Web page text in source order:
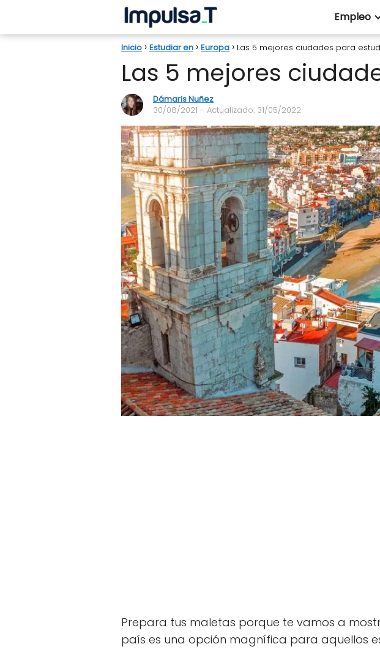
Empleo
Inicio Estudiar en Europa Las 5 mejores ciudades para
Las 5 mejores
Dámaris Nuñez
30/08/2021 - Actualizado: 31/05/2022
Prepara tus maletas porque te vamos a
país es una opción magnífica para aquellos